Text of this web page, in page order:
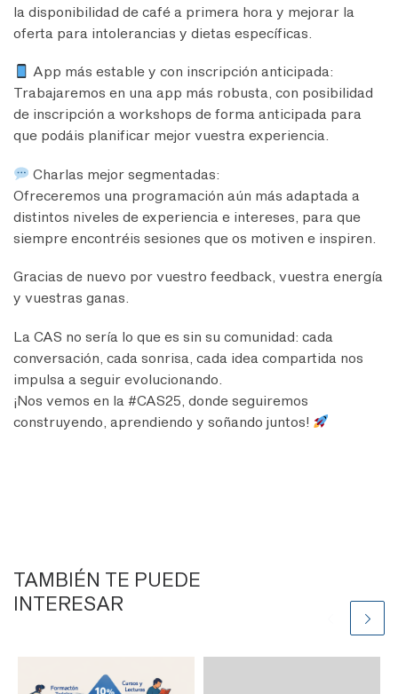
la disponibilidad de café a primera hora y mejorar la
oferta para intolerancias y dietas específicas.
App más estable y con inscripción anticipada:
Trabajaremos en una app más robusta, con posibilidad
de inscripción a workshops de forma anticipada para
que podáis planificar mejor vuestra experiencia.
Charlas mejor segmentadas:
Ofreceremos una programación aún más adaptada a
distintos niveles de experiencia e intereses, para que
siempre encontréis sesiones que os motiven e inspiren.
Gracias de nuevo por vuestro feedback, vuestra energía
y vuestras ganas.
La CAS no sería lo que es sin su comunidad: cada
conversación, cada sonrisa, cada idea compartida nos
impulsa a seguir evolucionando.
¡Nos vemos en la #CAS25, donde seguiremos
construyendo, aprendiendo y soñando juntos!
TAMBIÉN TE PUEDE
INTERESAR